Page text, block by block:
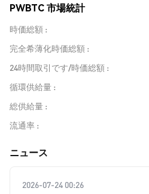
PWBTC 市場統計
時価総額
完全希薄化時価総額
24時間取引です/時価総額
循環供給量
総供給量
流通率
​​ニュース​​
2026-07-24 00:26